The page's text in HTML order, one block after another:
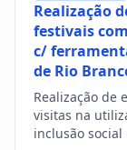
Realização
festivais
c/
de Rio
Realização de
visitas na
inclusão